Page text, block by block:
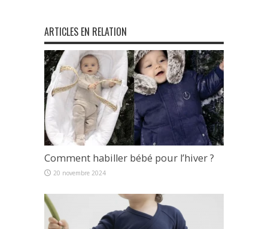
ARTICLES EN RELATION
Comment habiller bébé pour l’hiver ?
20 novembre 2024